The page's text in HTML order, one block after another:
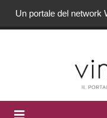
Un portale del network